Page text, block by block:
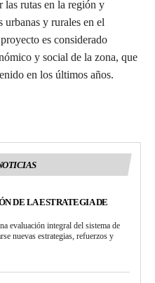
las rutas en la región y
urbanas y rurales en el
es considerado
y social de la zona, que
en los últimos años.
DE LA ESTRATEGIA DE
evaluación integral del sistema de
nuevas estrategias, refuerzos y